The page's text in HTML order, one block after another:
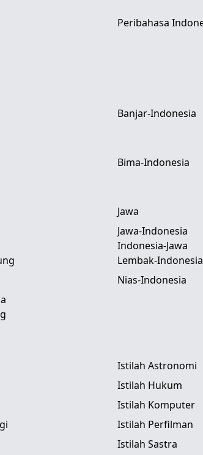
Peribahasa
Banjar-Indonesia
Bima-Indonesia
Jawa
Jawa-Indonesia
Indonesia-Jawa
Lembak-Indonesia
Nias-Indonesia
Istilah Astronomi
Istilah Hukum
Istilah Komputer
Istilah Perfilman
Istilah Sastra